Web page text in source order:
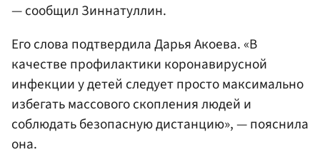
— сообщил Зиннатуллин.
Его слова подтвердила Дарья Акоева. «В
качестве профилактики коронавирусной
инфекции у детей следует просто максимально
избегать массового скопления людей и
соблюдать безопасную дистанцию», — пояснила
она.